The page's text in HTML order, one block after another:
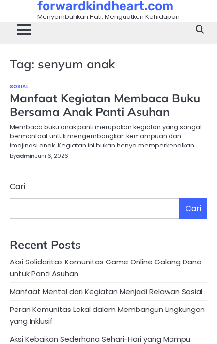
content
forwardkindheart.com
Menyembuhkan Hati, Menguatkan Kehidupan
Tag: senyum anak
SOSIAL
Manfaat Kegiatan Membaca Buku
Bersama Anak Panti Asuhan
Membaca buku anak panti merupakan kegiatan yang sangat
bermanfaat untuk mengembangkan kemampuan dan
imajinasi anak. Kegiatan ini bukan hanya memperkenalkan…
byadminJuni 6, 2026
Cari
Cari
Recent Posts
Aksi Solidaritas Komunitas Game Online Galang Dana
untuk Panti Asuhan
Manfaat Mental dari Kegiatan Menjadi Relawan Sosial
Peran Komunitas Lokal dalam Membangun Lingkungan
yang Inklusif
Aksi Kebaikan Sederhana Sehari-Hari yang Mampu